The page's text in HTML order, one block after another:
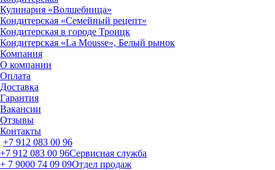
Кулинария «Волшебница»
Кондитерская «Семейный рецепт»
Кондитерская в городе Троицк
Кондитерская «La Mousse», Белый рынок
Компания
О компании
Оплата
Доставка
Гарантия
Вакансии
Отзывы
Контакты
+7 912 083 00 96
+7 912 083 00 96Сервисная служба
+ 7 9000 74 09 09Отдел продаж